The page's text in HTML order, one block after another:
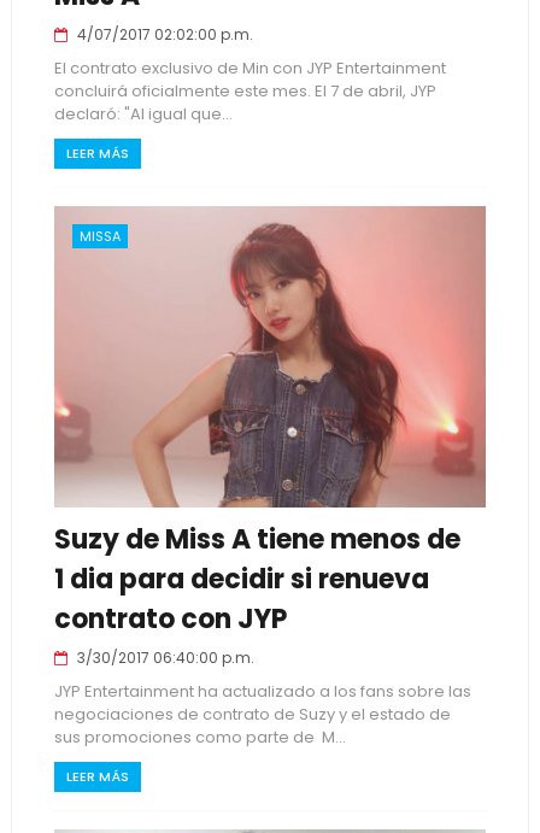
4/07/2017 02:02:00 p.m.
El contrato exclusivo de Min con JYP Entertainment
concluirá oficialmente este mes. El 7 de abril, JYP
declaró: "Al igual que...
LEER MÁS
MISSA
Suzy de Miss A tiene menos de
1 dia para decidir si renueva
contrato con JYP
3/30/2017 06:40:00 p.m.
JYP Entertainment ha actualizado a los fans sobre las
negociaciones de contrato de Suzy y el estado de
sus promociones como parte de M...
LEER MÁS